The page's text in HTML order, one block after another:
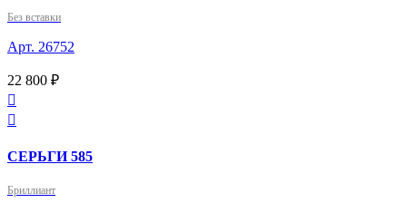
Без вставки
Арт. 26752
22 800 ₽


СЕРЬГИ 585
Бриллиант